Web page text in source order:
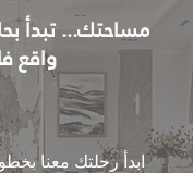
مساحتك... تبدأ
واقع
ابدأ رحلتك معنا